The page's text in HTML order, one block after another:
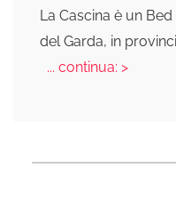
La Cascina è un
del Garda, in
... continua: >